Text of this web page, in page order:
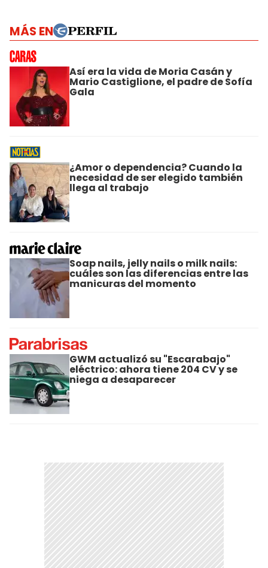
MÁS EN
Así era la vida de Moria Casán y
Mario Castiglione, el padre de Sofía
Gala
¿Amor o dependencia? Cuando la
necesidad de ser elegido también
llega al trabajo
Soap nails, jelly nails o milk nails:
cuáles son las diferencias entre las
manicuras del momento
GWM actualizó su "Escarabajo"
eléctrico: ahora tiene 204 CV y se
niega a desaparecer